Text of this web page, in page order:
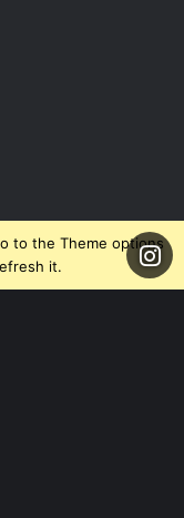
to the Theme options
it.